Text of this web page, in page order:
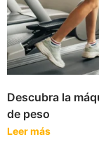
Descubra la
de peso
Leer más